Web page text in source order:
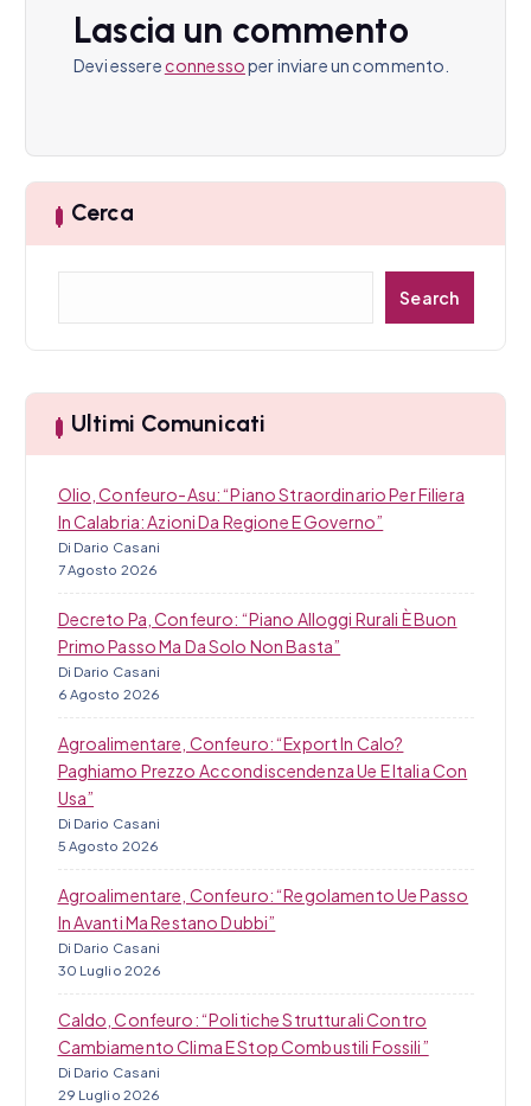
r
t
i
Lascia un commento
Devi essereconnessoper inviare un commento.
Cerca
a
Search
Ultimi Comunicati
Olio, Confeuro-Asu: “Piano Straordinario Per Filiera
In Calabria: Azioni Da Regione E Governo”
Di Dario Casani
7 Agosto 2026
Decreto Pa, Confeuro: “Piano Alloggi Rurali È Buon
Primo Passo Ma Da Solo Non Basta”
Di Dario Casani
6 Agosto 2026
Agroalimentare, Confeuro: “Export In Calo?
Paghiamo Prezzo Accondiscendenza Ue E Italia Con
Usa”
Di Dario Casani
5 Agosto 2026
Agroalimentare, Confeuro: “Regolamento Ue Passo
In Avanti Ma Restano Dubbi”
Di Dario Casani
30 Luglio 2026
Caldo, Confeuro: “Politiche Strutturali Contro
Cambiamento Clima E Stop Combustili Fossili”
Di Dario Casani
29 Luglio 2026